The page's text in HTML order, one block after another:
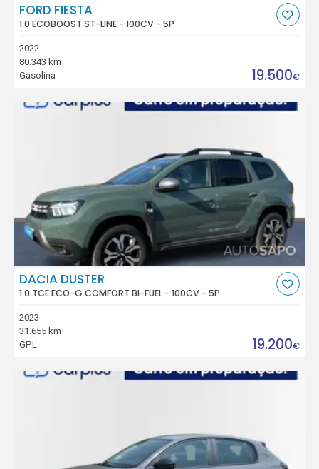
FORD FIESTA
1.0 ECOBOOST ST-LINE - 100CV - 5P
2022
80.343 km
Gasolina
19.500€
DACIA DUSTER
1.0 TCE ECO-G COMFORT BI-FUEL - 100CV - 5P
2023
31.655 km
GPL
19.200€